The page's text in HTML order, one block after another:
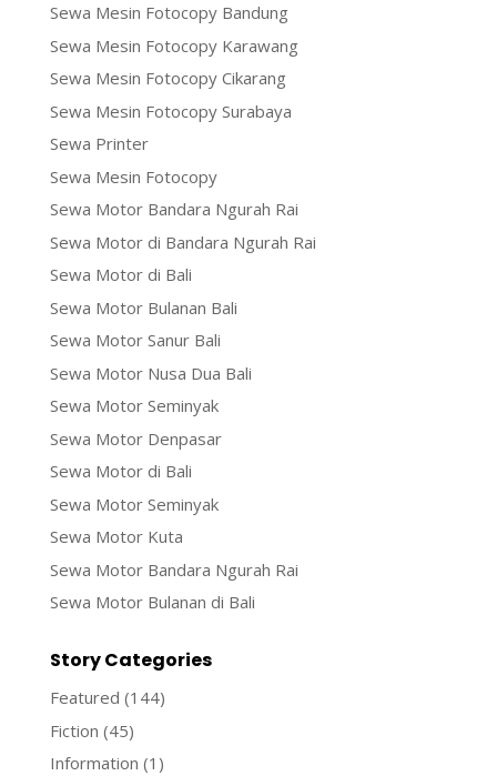
Sewa Mesin Fotocopy Bandung
Sewa Mesin Fotocopy Karawang
Sewa Mesin Fotocopy Cikarang
Sewa Mesin Fotocopy Surabaya
Sewa Printer
Sewa Mesin Fotocopy
Sewa Motor Bandara Ngurah Rai
Sewa Motor di Bandara Ngurah Rai
Sewa Motor di Bali
Sewa Motor Bulanan Bali
Sewa Motor Sanur Bali
Sewa Motor Nusa Dua Bali
Sewa Motor Seminyak
Sewa Motor Denpasar
Sewa Motor di Bali
Sewa Motor Seminyak
Sewa Motor Kuta
Sewa Motor Bandara Ngurah Rai
Sewa Motor Bulanan di Bali
Story Categories
Featured (144)
Fiction (45)
Information (1)